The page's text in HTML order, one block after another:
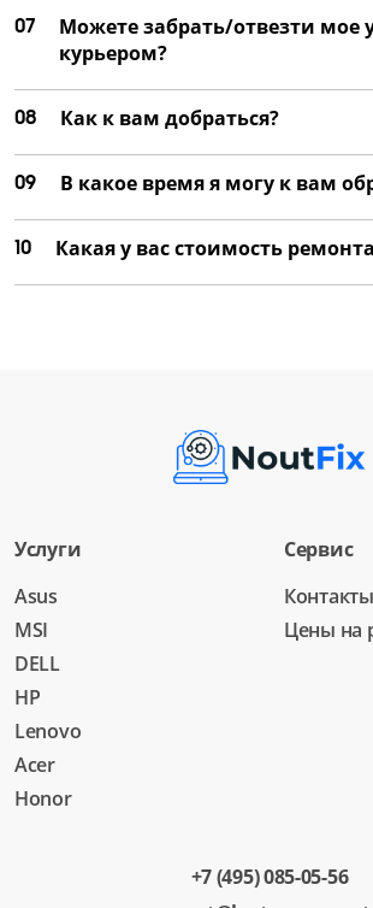
07
Можете забрать/отвезти мое
курьером?
08 Как к вам добраться?
09 В какое время я могу к вам
10 Какая у вас стоимость
Услуги
Asus
MSI
DELL
HP
Lenovo
Acer
Honor
Сервис
Контакты
Цены на
+7 (495) 085-05-56